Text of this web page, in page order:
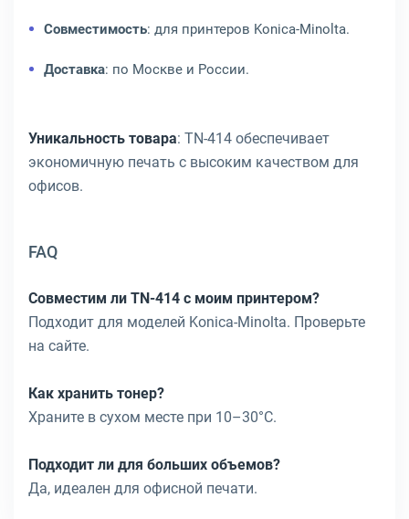
Совместимость: для принтеров Konica-Minolta.
Доставка: по Москве и России.
Уникальность товара: TN-414 обеспечивает
экономичную печать с высоким качеством для
офисов.
FAQ
Совместим ли TN-414 с моим принтером?
Подходит для моделей Konica-Minolta. Проверьте
на сайте.
Как хранить тонер?
Храните в сухом месте при 10–30°C.
Подходит ли для больших объемов?
Да, идеален для офисной печати.